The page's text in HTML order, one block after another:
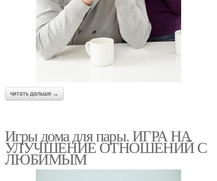
читать дальше →
Игры дома для пары. ИГРА НА
УЛУЧШЕНИЕ ОТНОШЕНИЙ С
ЛЮБИМЫМ